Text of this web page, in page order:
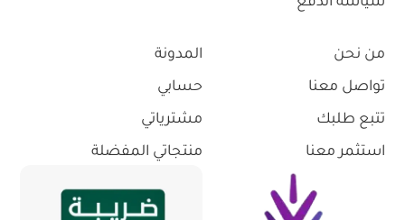
من نحن
تواصل معنا
تتبع طلبك
استثمر معنا
المدونة
حسابي
مشترياتي
منتجاتي المفضلة